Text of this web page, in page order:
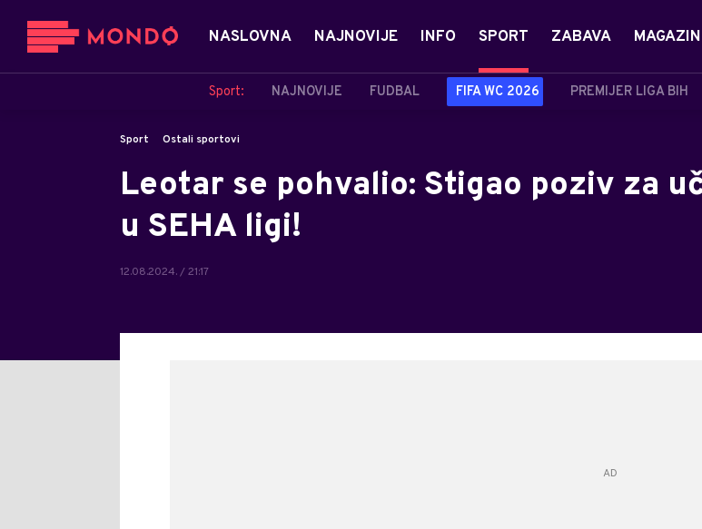
NASLOVNA NAJNOVIJE INFO SPORT
Sport: NAJNOVIJE FUDBAL FIFA WC 2026 PREMIJER LIGA BIH
ZABAVA MAGAZIN
Sport Ostali sportovi
Leotar se pohvalio: Stigao poziv za
u SEHA ligi!
12.08.2024. / 21:17